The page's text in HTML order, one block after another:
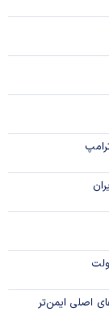
اصلی ایمن‌تر